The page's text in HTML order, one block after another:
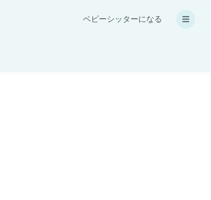
ベビーシッターになる